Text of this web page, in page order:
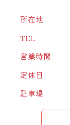
所在地
TEL
営業時間
定休日
駐車場